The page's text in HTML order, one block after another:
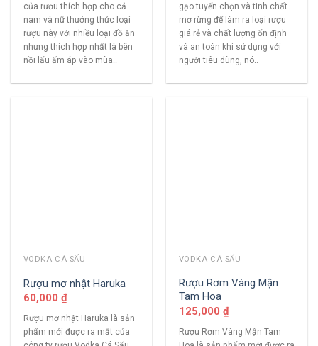
của rươu thích hợp cho cả
nam và nữ thưởng thức loại
rượu này với nhiều loại đồ ăn
nhưng thích hợp nhất là bên
nồi lẩu ấm áp vào mùa..
gạo tuyển chọn và tinh chất
mơ rừng để làm ra loại rượu
giá rẻ và chất lượng ổn định
và an toàn khi sử dụng với
người tiêu dùng, nó..
VODKA CÁ SẤU
Rượu mơ nhật Haruka
60,000 ₫
Rượu mơ nhật Haruka là sản
phẩm mởi được ra mắt của
VODKA CÁ SẤU
Rượu Rơm Vàng Mận
Tam Hoa
125,000 ₫
Rượu Rơm Vàng Mận Tam